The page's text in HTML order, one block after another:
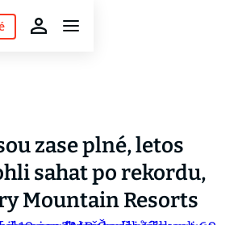
zase plné, letos
sahat po rekordu,
Mountain Resorts